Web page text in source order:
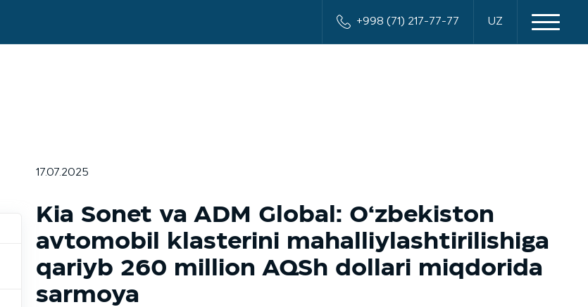
+998 (71) 217-77-77 UZ
17.07.2025
Kia Sonet va ADM Global: O‘zbekiston
avtomobil klasterini mahalliylashtirilishiga
qariyb 260 million AQSh dollari miqdorida
sarmoya